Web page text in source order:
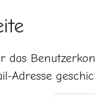
das
Adresse